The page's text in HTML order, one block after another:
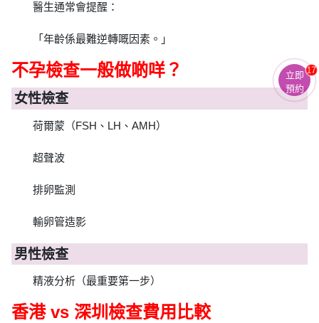
醫生通常會提醒：
「年齡係最難逆轉嘅因素。」
不孕檢查一般做啲咩？
女性檢查
荷爾蒙（FSH、LH、AMH）
超聲波
排卵監測
輸卵管造影
男性檢查
精液分析（最重要第一步）
香港 vs 深圳檢查費用比較
立即
預約
17